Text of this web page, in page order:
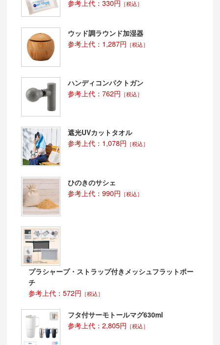
参考上代：330円 ［税込］
ウッド調ラウンド加湿器
参考上代：1,287円 ［税込］
ハンディコンパクトガン
参考上代：762円 ［税込］
遮光UVカットタオル
参考上代：1,078円 ［税込］
ひのきのサシェ
参考上代：990円 ［税込］
プラシャープ・ストラップ付きメッシュフラットポー
チ
参考上代：572円 ［税込］
フタ付サーモトールマグ630ml
参考上代：2,805円 ［税込］